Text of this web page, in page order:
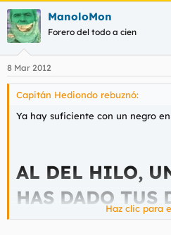
ManoloMon
Forero del todo a cien
8 Mar 2012
Capitán Hediondo rebuznó:
Ya hay suficiente con un negro
AL DEL HILO,
HAS DADO TUS
HAY VUELTA
Haz clic para